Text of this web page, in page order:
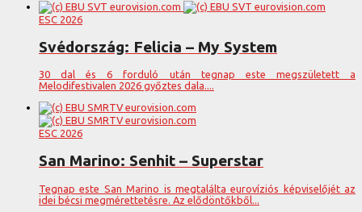
ESC 2026
Svédország: Felicia – My System
30 dal és 6 forduló után tegnap este megszületett a
Melodifestivalen 2026 győztes dala....
ESC 2026
San Marino: Senhit – Superstar
Tegnap este San Marino is megtalálta eurovíziós képviselőjét az
idei bécsi megmérettetésre. Az elődöntőkből...